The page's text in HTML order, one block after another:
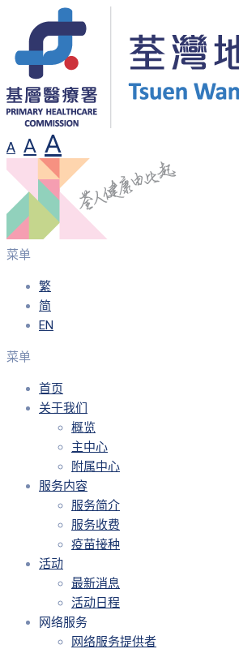
A A A
菜单
繁
简
EN
菜单
首页
关于我们
概览
主中心
附属中心
服务内容
服务简介
服务收费
疫苗接种
活动
最新消息
活动日程
网络服务
网络服务提供者